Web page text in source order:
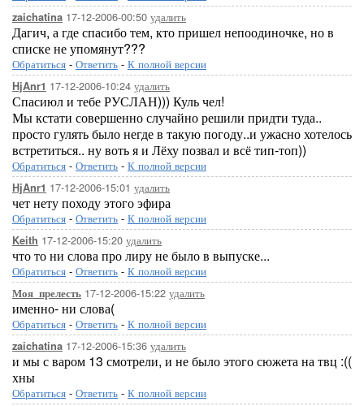
zaichatina 17-12-2006-00:50 удалить
Дагич, а где спасибо тем, кто пришел непоодиночке, но в
списке не упомянут???
Обратиться - Ответить - К полной версии
HjAnr1 17-12-2006-10:24 удалить
Спасиюл и тебе РУСЛАН))) Куль чел!
Мы кстати совершенно случайно решили придти туда..
просто гулять было негде в такую погоду..и ужасно хотелось
встретиться.. ну воть я и Лёху позвал и всё тип-топ))
Обратиться - Ответить - К полной версии
HjAnr1 17-12-2006-15:01 удалить
чет нету походу этого эфира
Обратиться - Ответить - К полной версии
Keith 17-12-2006-15:20 удалить
что то ни слова про лиру не было в выпуске...
Обратиться - Ответить - К полной версии
Моя_прелесть 17-12-2006-15:22 удалить
именно- ни слова(
Обратиться - Ответить - К полной версии
zaichatina 17-12-2006-15:36 удалить
и мы с варом 13 смотрели, и не было этого сюжета на твц :((
хны
Обратиться - Ответить - К полной версии